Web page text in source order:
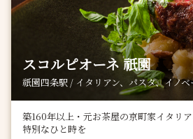
スコルピオーネ 祇園
祇園四条駅 / イタリアン、パスタ、イノ
築160年以上・元お茶屋の京町家イタリ
特別なひと時を